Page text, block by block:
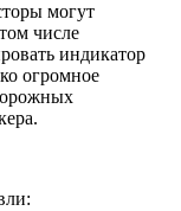
могут
числе
индикатор
огромное